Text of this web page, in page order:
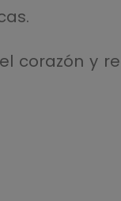
corazón y